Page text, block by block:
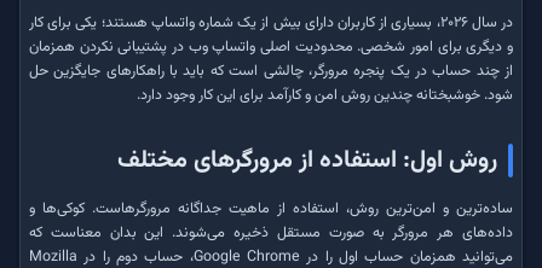
در سال ۲۰۲۶، بسیاری از کاربران دارای بیش از یک شماره واتساپ هستند؛ یکی برای کار
و دیگری برای امور شخصی. محدودیت اصلی واتساپ وب در پشتیبانی نکردن همزمان
از چند حساب در یک پنجره مرورگر، چالشی است که باید با راهکارهای جایگزین حل
شود. خوشبختانه چندین روش امن و کارآمد برای این کار وجود دارد.
روش اول: استفاده از مرورگرهای مختلف
ساده‌ترین و امن‌ترین روش، استفاده از ماهیت جداگانه مرورگرهاست. کوکی‌ها و
داده‌های هر مرورگر به صورت مستقل ذخیره می‌شوند. این بدان معناست که
می‌توانید همزمان حساب اول را در Google Chrome، حساب دوم را در Mozilla